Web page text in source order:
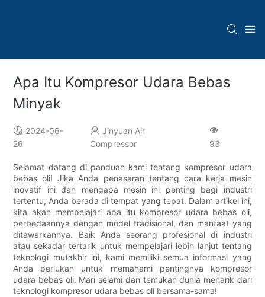
Apa Itu Kompresor Udara Bebas
Minyak
2024-06-
26
Jinyuan Air
Compressor
93
Selamat datang di panduan kami tentang kompresor udara
bebas oli! Jika Anda penasaran tentang cara kerja mesin
inovatif ini dan mengapa mesin ini penting bagi industri
tertentu, Anda berada di tempat yang tepat. Dalam artikel ini,
kita akan mempelajari apa itu kompresor udara bebas oli,
perbedaannya dengan model tradisional, dan manfaat yang
ditawarkannya. Baik Anda seorang profesional di industri
atau sekadar tertarik untuk mempelajari lebih lanjut tentang
teknologi mutakhir ini, kami memiliki semua informasi yang
Anda perlukan untuk memahami pentingnya kompresor
udara bebas oli. Mari selami dan temukan dunia menarik dari
teknologi kompresor udara bebas oli bersama-sama!